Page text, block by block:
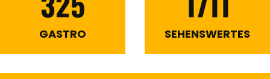
GASTRO SEHENSWERTES